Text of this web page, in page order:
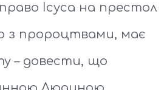
Ісуса на престол
з пророцтвами, має
– довести, що